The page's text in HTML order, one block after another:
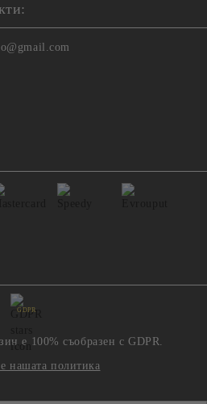
GDPR
е 100% съобразен с GDPR.
нашата политика